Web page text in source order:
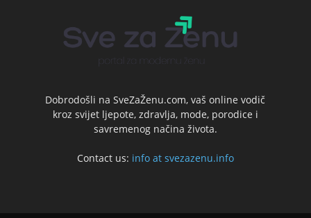
Dobrodošli na SveZaŽenu.com, vaš online vodič
kroz svijet ljepote, zdravlja, mode, porodice i
savremenog načina života.
Contact us: info at svezazenu.info